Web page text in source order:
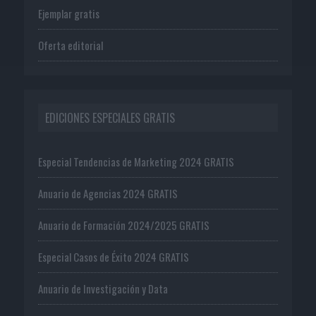
Ejemplar gratis
Oferta editorial
EDICIONES ESPECIALES GRATIS
Especial Tendencias de Marketing 2024 GRATIS
Anuario de Agencias 2024 GRATIS
Anuario de Formación 2024/2025 GRATIS
Especial Casos de Éxito 2024 GRATIS
Anuario de Investigación y Data